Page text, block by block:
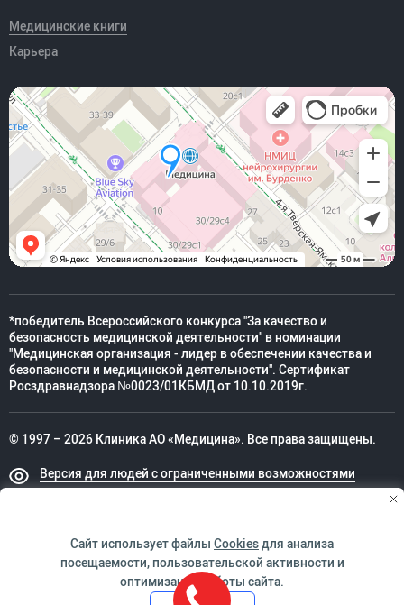
Медицинские книги
Карьера
*победитель Всероссийского конкурса "За качество и
безопасность медицинской деятельности" в номинации
"Медицинская организация - лидер в обеспечении качества и
безопасности и медицинской деятельности". Сертификат
Росздравнадзора №0023/01КБМД от 10.10.2019г.
© 1997 – 2026 Клиника АО «Медицина». Все права защищены.
Версия для людей с ограниченными возможностями
ИМЕЮТСЯ ПРОТИВОПОКАЗАНИЯ. НЕОБХОДИМО
Сайт использует файлы Cookiesдля анализа
посещаемости, пользовательской активности и
оптимизации работы сайта.